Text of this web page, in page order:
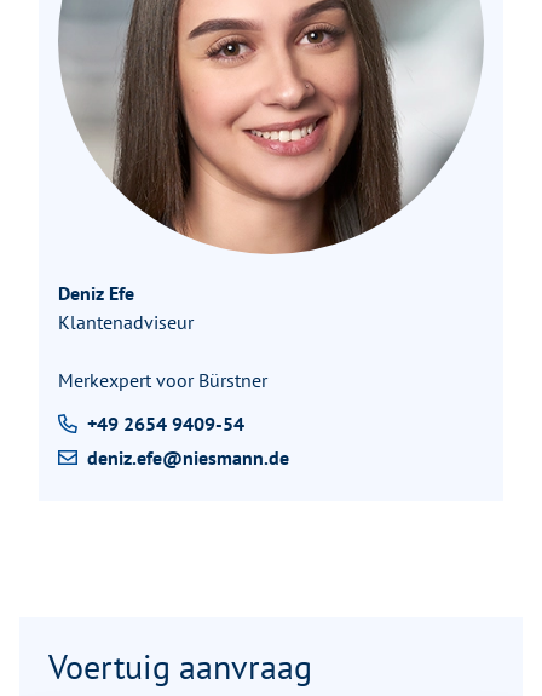
Deniz Efe
Klantenadviseur
Merkexpert voor Bürstner
+49 2654 9409-54
deniz.efe@niesmann.de
Voertuig aanvraag